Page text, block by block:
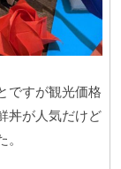
ですが観光価格
丼が人気だけど